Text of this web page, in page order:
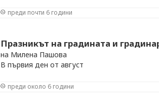
преди почти 6 години
Празникът на градината и
на Милена Пашова
В първия ден от август
преди около 6 години